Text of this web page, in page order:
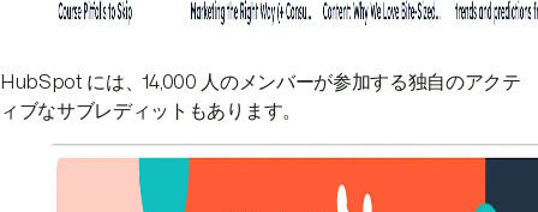
HubSpot には、14,000 人のメンバーが参加する独自のアクテ
ィブなサブレディットもあります。